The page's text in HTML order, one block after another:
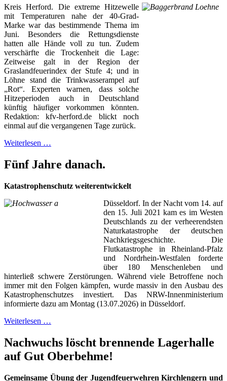
Kreis Herford. Die extreme Hitzewelle
mit Temperaturen nahe der 40-Grad-
Marke war das bestimmende Thema im
Juni. Besonders die Rettungsdienste
hatten alle Hände voll zu tun. Zudem
verschärfte die Trockenheit die Lage:
Zeitweise galt in der Region der
Graslandfeuerindex der Stufe 4; und in
Löhne stand die Trinkwasserampel auf
„Rot“. Experten warnen, dass solche
Hitzeperioden auch in Deutschland
künftig häufiger vorkommen könnten.
Redaktion: kfv-herford.de blickt noch
einmal auf die vergangenen Tage zurück.
Weiterlesen …
Fünf Jahre danach.
Katastrophenschutz weiterentwickelt
Düsseldorf. In der Nacht vom 14. auf
den 15. Juli 2021 kam es im Westen
Deutschlands zu der verheerendsten
Naturkatastrophe der deutschen
Nachkriegsgeschichte. Die
Flutkatastrophe in Rheinland-Pfalz
und Nordrhein-Westfalen forderte
über 180 Menschenleben und
hinterließ schwere Zerstörungen. Während viele Betroffene noch
immer mit den Folgen kämpfen, wurde massiv in den Ausbau des
Katastrophenschutzes investiert. Das NRW-Innenministerium
informierte dazu am Montag (13.07.2026) in Düsseldorf.
Weiterlesen …
Nachwuchs löscht brennende Lagerhalle
auf Gut Oberbehme!
Gemeinsame Übung der Jugendfeuerwehren Kirchlengern und